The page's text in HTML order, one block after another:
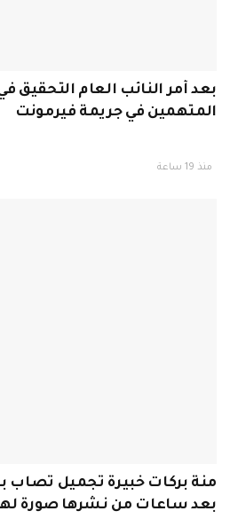
بعد أمر النائب العام
المتهمين في جريمة فيرمونت
منذ 19 ساعة
منة بركات خبيرة تجميل تصاب
بعد ساعات من نشرها صورة